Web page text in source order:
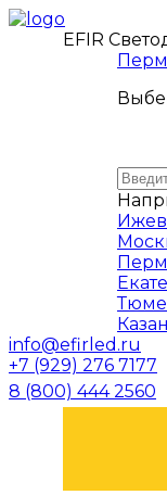
EFIR
info@efirled.ru
+7 (929) 276 7177
8 (800) 444 2560